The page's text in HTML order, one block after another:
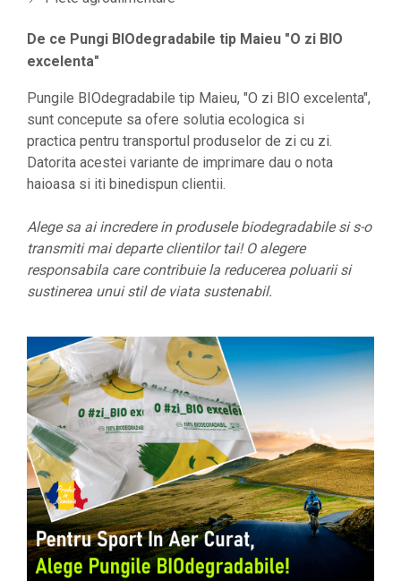
De ce Pungi BIOdegradabile tip Maieu "O zi BIO
excelenta"
Pungile BIOdegradabile tip Maieu, "O zi BIO excelenta",
sunt concepute sa ofere solutia ecologica si
practica pentru transportul produselor de zi cu zi.
Datorita acestei variante de imprimare dau o nota
haioasa si iti binedispun clientii.
Alege sa ai incredere in produsele biodegradabile si s-o
transmiti mai departe clientilor tai!​​​​​ O alegere
responsabila care contribuie la reducerea poluarii si
sustinerea unui stil de viata sustenabil.